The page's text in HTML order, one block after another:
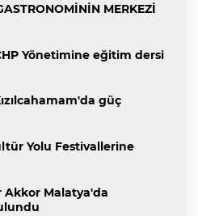
MERKEZİ
Yönetimine eğitim dersi
güç
Yolu Festivallerine
Akkor Malatya'da